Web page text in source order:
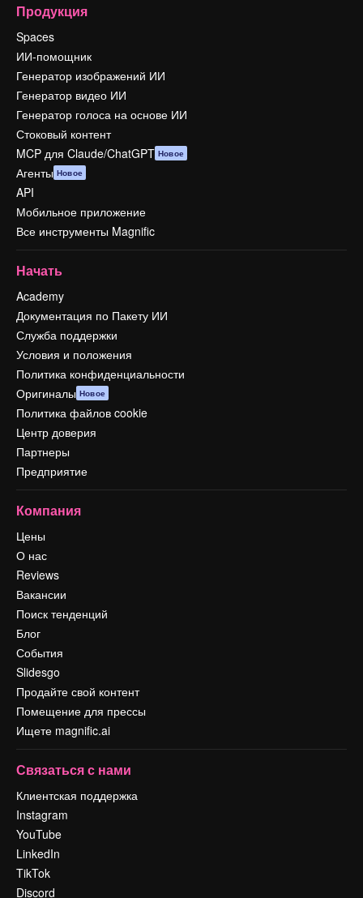
Продукция
Spaces
ИИ-помощник
Генератор изображений ИИ
Генератор видео ИИ
Генератор голоса на основе ИИ
Стоковый контент
MCP для Claude/ChatGPT Новое
Агенты Новое
API
Мобильное приложение
Все инструменты Magnific
Начать
Academy
Документация по Пакету ИИ
Служба поддержки
Условия и положения
Политика конфиденциальности
Оригиналы Новое
Политика файлов cookie
Центр доверия
Партнеры
Предприятие
Компания
Цены
О нас
Reviews
Вакансии
Поиск тенденций
Блог
События
Slidesgo
Продайте свой контент
Помещение для прессы
Ищете magnific.ai
Связаться с нами
Клиентская поддержка
Instagram
YouTube
LinkedIn
TikTok
Discord